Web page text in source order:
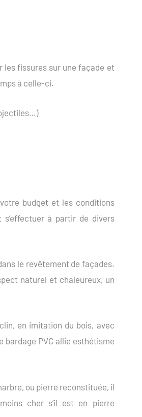
les fissures sur une façade et
à celle-ci.
budget et les conditions
s’effectuer à partir de divers
le revêtement de façades.
naturel et chaleureux, un
en imitation du bois, avec
bardage PVC allie esthétisme
ou pierre reconstituée, il
cher s’il est en pierre